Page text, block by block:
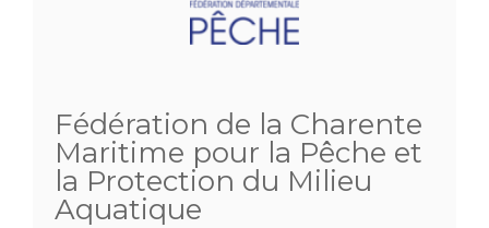
Fédération de la Charente
Maritime pour la Pêche et
la Protection du Milieu
Aquatique